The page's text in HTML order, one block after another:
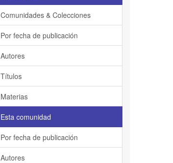
Comunidades & Colecciones
Por fecha de publicación
Autores
Títulos
Materias
Esta comunidad
Por fecha de publicación
Autores